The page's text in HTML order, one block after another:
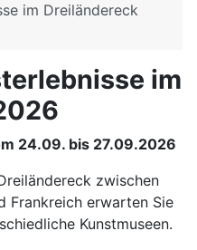
im Dreiländereck
im
24.09. bis 27.09.2026
zwischen
Frankreich erwarten Sie
Kunstmuseen.